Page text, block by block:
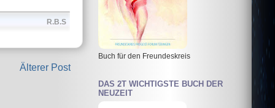
R.B.S
Älterer Post
Buch für den Freundeskreis
DAS 2T WICHTIGSTE BUCH DER
NEUZEIT